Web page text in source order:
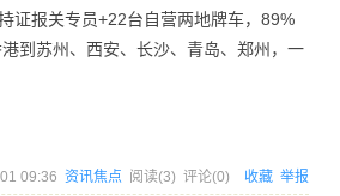
证报关专员+22台自营两地牌车，89%
到苏州、西安、长沙、青岛、郑州，一
09:36 资讯焦点 阅读(3) 评论(0) 收藏 举报